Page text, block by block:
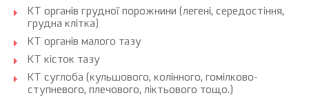
КТ органів грудної порожнини (легені, середостіння,
грудна клітка)
КТ органів малого тазу
КТ кісток тазу
КТ суглоба (кульшового, колінного, гомілково-
ступневого, плечового, ліктьового тощо.)